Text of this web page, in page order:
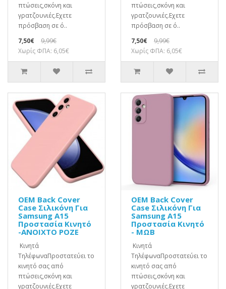
πτώσεις,σκόνη και
γρατζουνιές.Eχετε
πρόσβαση σε ό..
7,50€
9,99€
Χωρίς ΦΠΑ: 6,05€
πτώσεις,σκόνη και
γρατζουνιές.Eχετε
πρόσβαση σε ό..
7,50€
9,99€
Χωρίς ΦΠΑ: 6,05€
OEM Back Cover
Case Σιλικόνη Για
Samsung A15
Προστασία Κινητό
-ΑΝΟΙΧΤΟ ΡΟΖΕ
Κινητά
ΤηλέφωναΠροστατεύει το
κινητό σας από
πτώσεις,σκόνη και
γρατζουνιές.Eχετε
OEM Back Cover
Case Σιλικόνη Για
Samsung A15
Προστασία Κινητό
- ΜΩΒ
Κινητά
ΤηλέφωναΠροστατεύει το
κινητό σας από
πτώσεις,σκόνη και
γρατζουνιές.Eχετε